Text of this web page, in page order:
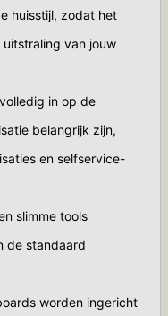
huisstijl, zodat het
van jouw
in op de
belangrijk zijn,
en selfservice-
slimme tools
de standaard
worden ingericht